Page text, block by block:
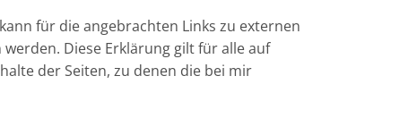
für die angebrachten Links zu externen
Diese Erklärung gilt für alle auf
der Seiten, zu denen die bei mir